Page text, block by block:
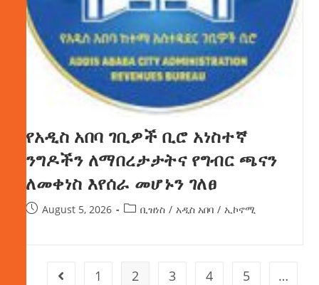
የአዲስ አበባ ገቢዎች ቢሮ አነስተኛ
ንግዶችን ለማበረታታትና የግብር ጫናን
ለመቀነስ እየሰራ መሆኑን ገለፀ
August 5, 2026 ቢዝነስ / አዲስ አበባ / ኢኮኖሚ
1 2 3 4 5
…